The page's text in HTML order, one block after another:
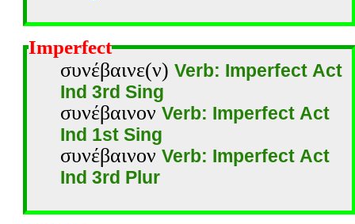
Imperfect
συνέβαινε(ν)Verb: Imperfect Act
Ind 3rd Sing
συνέβαινονVerb: Imperfect Act
Ind 1st Sing
συνέβαινονVerb: Imperfect Act
Ind 3rd Plur